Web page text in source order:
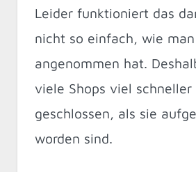
Leider funktioniert das
nicht so einfach, wie
angenommen hat.
viele Shops viel
geschlossen, als sie
worden sind.